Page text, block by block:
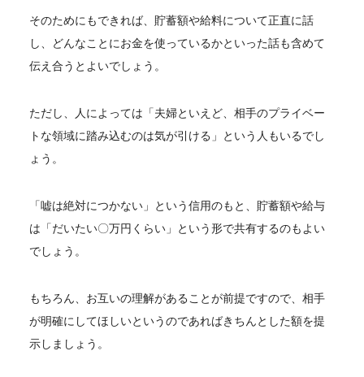
そのためにもできれば、貯蓄額や給料について正直に話
し、どんなことにお金を使っているかといった話も含めて
伝え合うとよいでしょう。
ただし、人によっては「夫婦といえど、相手のプライベー
トな領域に踏み込むのは気が引ける」という人もいるでし
ょう。
「嘘は絶対につかない」という信用のもと、貯蓄額や給与
は「だいたい〇万円くらい」という形で共有するのもよい
でしょう。
もちろん、お互いの理解があることが前提ですので、相手
が明確にしてほしいというのであればきちんとした額を提
示しましょう。